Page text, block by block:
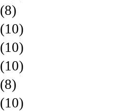
(8)
(10)
(10)
(10)
(8)
(10)